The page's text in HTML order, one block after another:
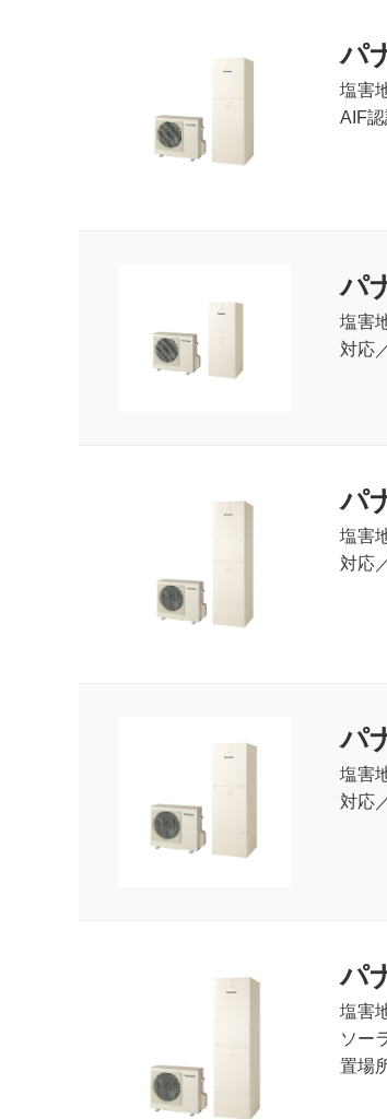
パ
塩害
AIF
パ
塩害
対応
パ
塩害
対応
パ
塩害
対応
パ
塩害
ソー
置場